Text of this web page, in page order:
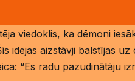
viedoklis, ka dēmoni
idejas aizstāvji balstījas uz
“Es radu pazudinātāju